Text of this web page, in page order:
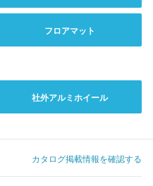
フロアマット
社外アルミホイール
カタログ掲載情報を確認する